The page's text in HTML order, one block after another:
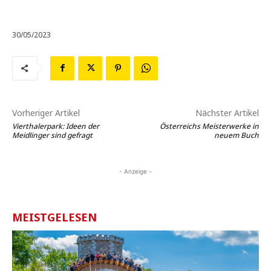
30/05/2023
Vorheriger Artikel
Vierthalerpark: Ideen der
Meidlinger sind gefragt
Nächster Artikel
Österreichs Meisterwerke in
neuem Buch
- Anzeige -
MEISTGELESEN